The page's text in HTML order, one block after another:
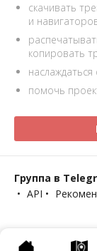
скачивать
и
копировать
помочь
Группа в
• API •